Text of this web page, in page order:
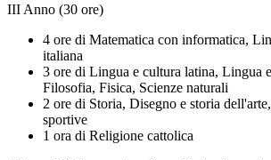
III Anno (30 ore)
4 ore di Matematica con informatica,
italiana
3 ore di Lingua e cultura latina, Lingua
Filosofia, Fisica, Scienze naturali
2 ore di Storia, Disegno e storia
sportive
1 ora di Religione cattolica